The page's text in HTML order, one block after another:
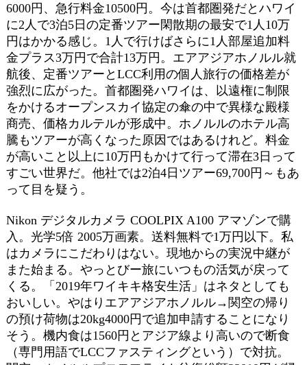
6000円、急行料金10500円。今は首都圏発だとハワイ
に2人で3泊5日の定番ツアー閑散期の最安で1人10万
円はかかる感じ。1人で行けばさらに1人部屋追加料
金プラス3万円で合計13万円。エアアジアホノルル就
航後、定番ツアーとLCC利用の個人旅行の価格差が
強烈に広がった。首都圏発ハワイは、以遠権に制限
をかけるオープンスカイ協定の傘の中で異様な殿様
商売、価格カルテルが形成中。ホノルルのホテル高
騰もツアーが高くなった原因ではあるけれど。料金
が高いこと以上に10万円もかけて行って滞在3日って
すごい世界だ。他社では2泊4日ツアー69,700円～もあ
って目を疑う。
Nikon デジタルカメラ COOLPIX A100 アマゾンで購
入。光学5倍 2005万画素。送料無料で1万円以下。私
はカメラにこだわりはない。現地からの実況中継が
また始まる。やっとびー旅にいつもの活気が戻って
くる。「2019年ワイキキ格安生活」はネタとしても
おいしい。やはりエアアジアホノルル→関空の帰り
の預け荷物は20kg4000円で追加申請することになり
そう。機内食は1560円とアジア線より高いので断食
（専門用語でLCCファスティングという）で対抗。